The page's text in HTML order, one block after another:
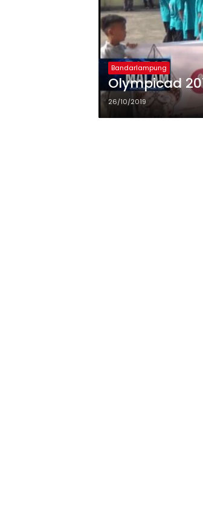
Bandarlampung
Olympicad
26/10/2019